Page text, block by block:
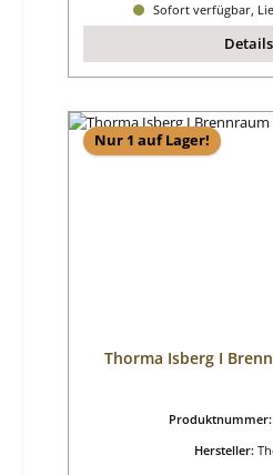
Sofort verfügbar,
Details
Nur 1 auf Lager!
Thorma Isberg I
Produktnummer:
Hersteller: